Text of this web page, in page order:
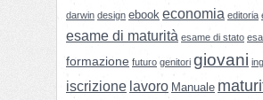
darwin design ebook economia editoria
esame di maturità esame di stato
formazione futuro genitori giovani
iscrizione lavoro Manuale